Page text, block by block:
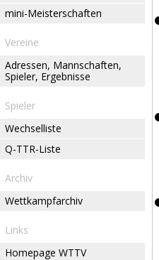
mini-Meisterschaften
Vereine
Adressen, Mannschaften,
Spieler, Ergebnisse
Spieler
Wechselliste
Q-TTR-Liste
Archiv
Wettkampfarchiv
Links
Homepage WTTV